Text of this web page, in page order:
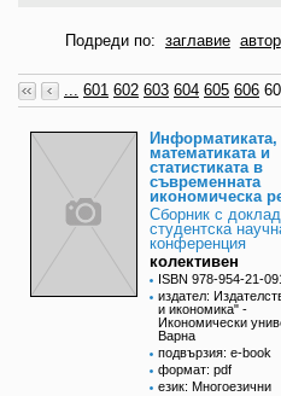
Подреди по: заглавие автор
... 601 602 603 604 605 606
Информатиката,
математиката и
статистиката в
съвременната
икономическа
Сборник с
студентска
конференция
колективен
ISBN 978-954-21-
издател:
и икономика" -
Икономически
Варна
подвързия: e-book
формат: pdf
език: Многоезични